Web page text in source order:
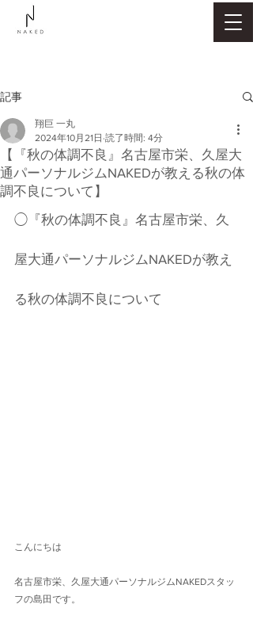
記事
【『秋の体調不良』名古屋市栄、久屋大
通パーソナルジムNAKEDが教える秋の体
調不良について】
翔巨 一丸
2024年10月21日 読了時間: 4分
◯『秋の体調不良』名古屋市栄、久
屋大通パーソナルジムNAKEDが教え
る秋の体調不良について
こんにちは
名古屋市栄、久屋大通パーソナルジムNAKEDスタッ
フの島田です。